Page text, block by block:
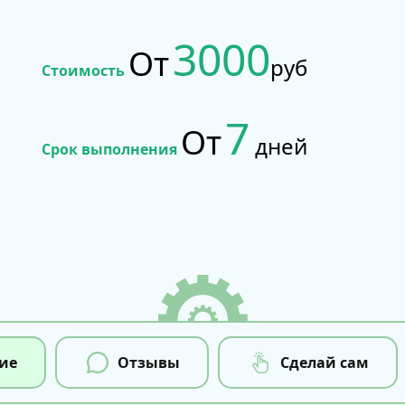
Стоимость От3000руб
Срок выполнения От7 дней
Отзывы Сделай сам